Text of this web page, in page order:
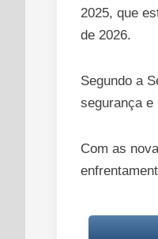
2025, que
de 2026.
Segundo a
segurança
Com as